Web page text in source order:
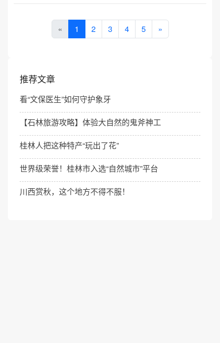
« 1 2 3 4 5 »
推荐文章
看“文保医生”如何守护象牙
【石林旅游攻略】体验大自然的鬼斧神工
桂林人把这种特产“玩出了花”
世界级荣誉！桂林市入选“自然城市”平台
川西赏秋，这个地方不得不服！